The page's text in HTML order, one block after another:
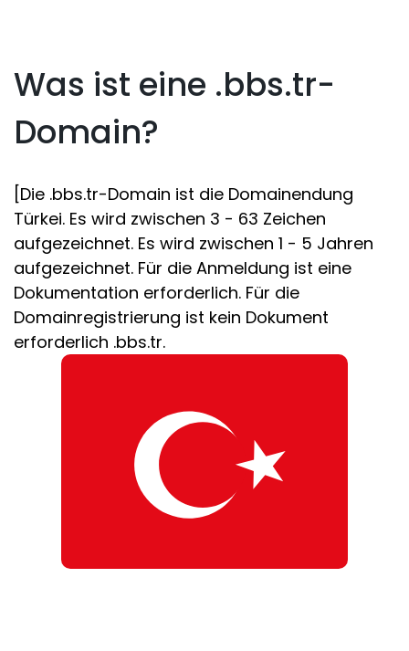
Was ist eine .bbs.tr-
Domain?
[Die .bbs.tr-Domain ist die Domainendung
Türkei. Es wird zwischen 3 - 63 Zeichen
aufgezeichnet. Es wird zwischen 1 - 5 Jahren
aufgezeichnet. Für die Anmeldung ist eine
Dokumentation erforderlich. Für die
Domainregistrierung ist kein Dokument
erforderlich .bbs.tr.